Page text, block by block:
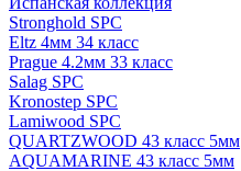
Stronghold SPC
Eltz 4мм 34 класс
Prague 4.2мм 33 класс
Salag SPC
Kronostep SPC
Lamiwood SPC
QUARTZWOOD 43 класс 5мм
AQUAMARINE 43 класс 5мм